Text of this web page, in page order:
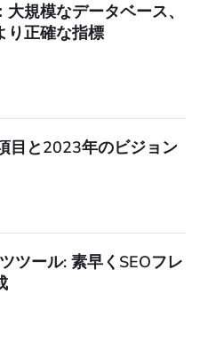
規模なデータベース、
り正確な指標
目と2023年のビジョン
ツール: 素早くSEOフレ